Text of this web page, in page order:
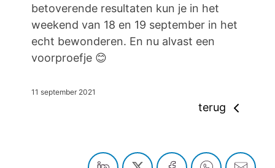
betoverende resultaten kun je in het
weekend van 18 en 19 september in het
echt bewonderen. En nu alvast een
voorproefje 😊
11 september 2021
terug